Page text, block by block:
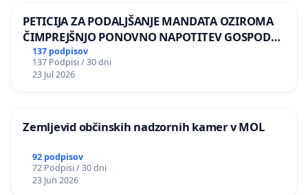
PETICIJA ZA PODALJŠANJE MANDATA OZIROMA
ČIMPREJŠNJO PONOVNO NAPOTITEV GOSPODA
BERNARDA ŠRAJNERJA NA VELEPOSLANIŠTVO
REPUBLIKE SLOVENIJE V MOSKVI
137 podpisov
137 Podpisi / 30 dni
23 Jul 2026
Zemljevid občinskih nadzornih kamer v MOL
92 podpisov
72 Podpisi / 30 dni
23 Jun 2026